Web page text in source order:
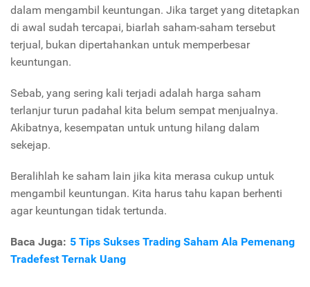
dalam mengambil keuntungan. Jika target yang ditetapkan
di awal sudah tercapai, biarlah saham-saham tersebut
terjual, bukan dipertahankan untuk memperbesar
keuntungan.
Sebab, yang sering kali terjadi adalah harga saham
terlanjur turun padahal kita belum sempat menjualnya.
Akibatnya, kesempatan untuk untung hilang dalam
sekejap.
Beralihlah ke saham lain jika kita merasa cukup untuk
mengambil keuntungan. Kita harus tahu kapan berhenti
agar keuntungan tidak tertunda.
Baca Juga: 5 Tips Sukses Trading Saham Ala Pemenang
Tradefest Ternak Uang